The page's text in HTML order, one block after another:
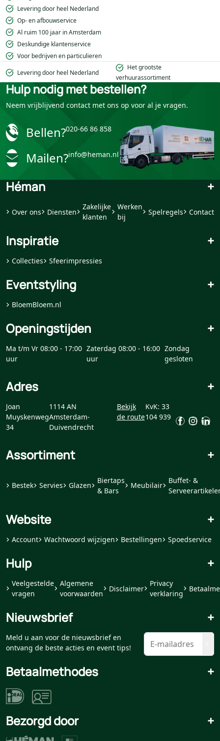
Levering door heel Nederland
Op- en afbouwservice
Al ruim 100 jaar in Amsterdam
Deskundige klantenservice
Voor bedrijven en particulieren
Levering door heel Nederland
Het grootste
verhuurassortiment
Hulp nodig met bestellen?
Neem vrijblijvend contact met ons op voor al je vragen.
Bellen?020-66 86 858
Mailen?info@heman.nl
Héman +
Over ons Diensten
Zakelijke
klanten
Werken
bij
Spelregels Contact
Inspiratie +
Collecties Sfeerimpressies
Eventstyling +
BloemBloem.nl
Openingstijden +
Ma t/m Vr 08:00 - 17:00
uur
Zaterdag 08:00 - 16:00
uur
Zondag
gesloten
Adres +
Joan
Muyskenweg
34
1114 AN
Amsterdam-
Duivendrecht
Bekijk
de route
KvK: 33
104 939
Assortiment +
Bestek Servies Glazen
Biertaps
& Bars
Meubilair
Buffet- &
Website +
Account Wachtwoord wijzigen Bestellingen Spoedservice
Hulp +
Veelgestelde
vragen
Algemene
voorwaarden
Disclaimer
Privacy
verklaring
Nieuwsbrief +
Meld u aan voor de nieuwsbrief en
ontvang de beste acties en event tips!
Betaalmethodes +
Bezorgd door +